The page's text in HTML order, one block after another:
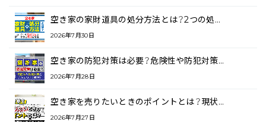
空き家の家財道具の処分方法とは？2つの処…
2026年7月30日
空き家の防犯対策は必要？危険性や防犯対策…
2026年7月28日
空き家を売りたいときのポイントとは？現状…
2026年7月27日